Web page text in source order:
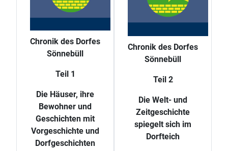
Chronik des Dorfes
Sönnebüll
Teil 1
Die Häuser, ihre
Bewohner und
Geschichten mit
Vorgeschichte und
Dorfgeschichten
Chronik des Dorfes
Sönnebüll
Teil 2
Die Welt- und
Zeitgeschichte
spiegelt sich im
Dorfteich